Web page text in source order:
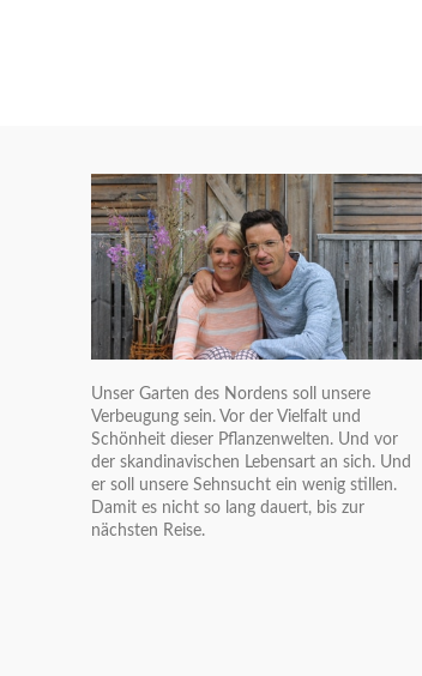
Unser Garten des Nordens soll unsere
Verbeugung sein. Vor der Vielfalt und
Schönheit dieser Pflanzenwelten. Und vor
der skandinavischen Lebensart an sich. Und
er soll unsere Sehnsucht ein wenig stillen.
Damit es nicht so lang dauert, bis zur
nächsten Reise.